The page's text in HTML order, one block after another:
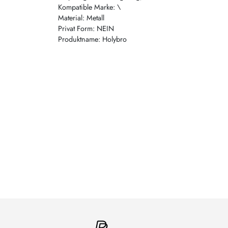
Kompatible Marke: \
Material: Metall
Privat Form: NEIN
Produktname: Holybro